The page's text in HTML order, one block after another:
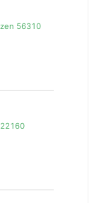
56310